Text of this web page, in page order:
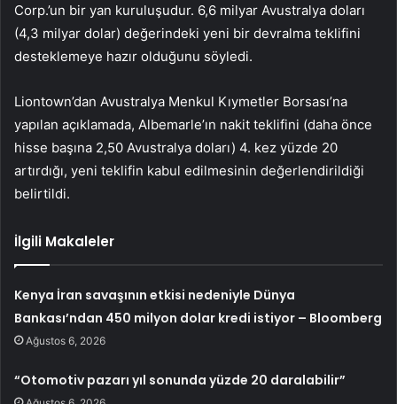
Corp.’un bir yan kuruluşudur. 6,6 milyar Avustralya doları
(4,3 milyar dolar) değerindeki yeni bir devralma teklifini
desteklemeye hazır olduğunu söyledi.
Liontown’dan Avustralya Menkul Kıymetler Borsası’na
yapılan açıklamada, Albemarle’ın nakit teklifini (daha önce
hisse başına 2,50 Avustralya doları) 4. kez yüzde 20
artırdığı, yeni teklifin kabul edilmesinin değerlendirildiği
belirtildi.
İlgili Makaleler
Kenya İran savaşının etkisi nedeniyle Dünya
Bankası’ndan 450 milyon dolar kredi istiyor – Bloomberg
Ağustos 6, 2026
“Otomotiv pazarı yıl sonunda yüzde 20 daralabilir”